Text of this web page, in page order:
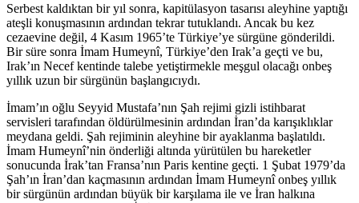
Serbest kaldıktan bir yıl sonra, kapitülasyon tasarısı aleyhine yaptığı
ateşli konuşmasının ardından tekrar tutuklandı. Ancak bu kez
cezaevine değil, 4 Kasım 1965’te Türkiye’ye sürgüne gönderildi.
Bir süre sonra İmam Humeynî, Türkiye’den Irak’a geçti ve bu,
Irak’ın Necef kentinde talebe yetiştirmekle meşgul olacağı onbeş
yıllık uzun bir sürgünün başlangıcıydı.
İmam’ın oğlu Seyyid Mustafa’nın Şah rejimi gizli istihbarat
servisleri tarafından öldürülmesinin ardından İran’da karışıklıklar
meydana geldi. Şah rejiminin aleyhine bir ayaklanma başlatıldı.
İmam Humeynî’nin önderliği altında yürütülen bu hareketler
sonucunda İrak’tan Fransa’nın Paris kentine geçti. 1 Şubat 1979’da
Şah’ın İran’dan kaçmasının ardından İmam Humeynî onbeş yıllık
bir sürgünün ardından büyük bir karşılama ile ve İran halkına